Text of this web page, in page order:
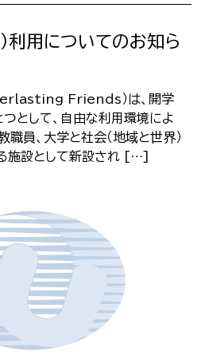
利用についてのお知ら
Friends）は、開学
として、自由な利用環境によ
職員、大学と社会（地域と世界）
る施設として新設され […]